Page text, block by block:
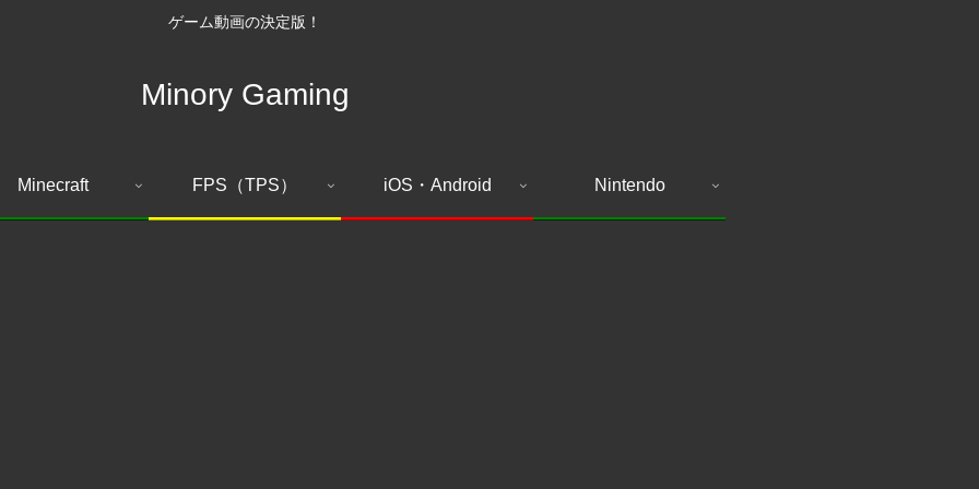
ゲーム動画の決定版！
Minory Gaming
Minecraft FPS（TPS） iOS・Android Nintendo